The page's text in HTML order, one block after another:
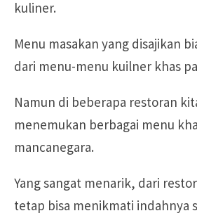
kuliner.
Menu masakan yang disajikan
dari menu-menu kuilner khas
Namun di beberapa restoran
menemukan berbagai menu
mancanegara.
Yang sangat menarik, dari
tetap bisa menikmati indahnya